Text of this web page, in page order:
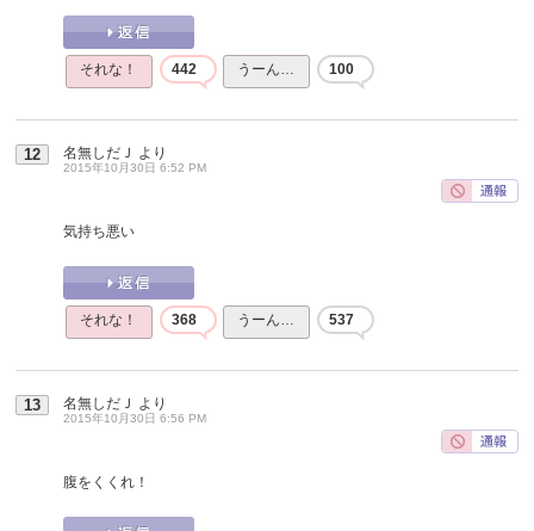
それな！ 442 うーん… 100
12 名無しだＪ より
2015年10月30日 6:52 PM
気持ち悪い
それな！ 368 うーん… 537
13 名無しだＪ より
2015年10月30日 6:56 PM
腹をくくれ！